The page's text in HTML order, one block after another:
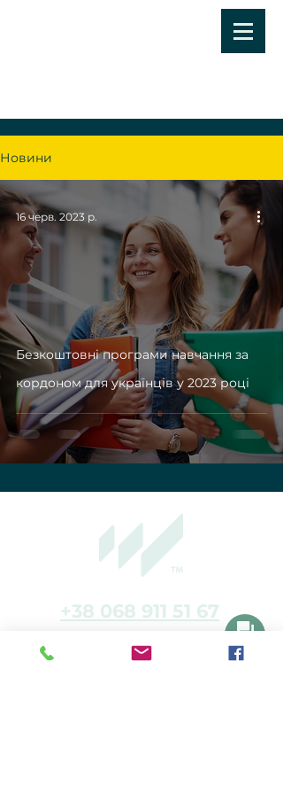
Новини
Безкоштовні програми навчання за
кордоном для українців у 2023 році
16 черв. 2023 р.
+38 068 911 51 67
+48 535 994 839